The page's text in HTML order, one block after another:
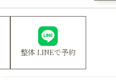
整体 LINEで予約